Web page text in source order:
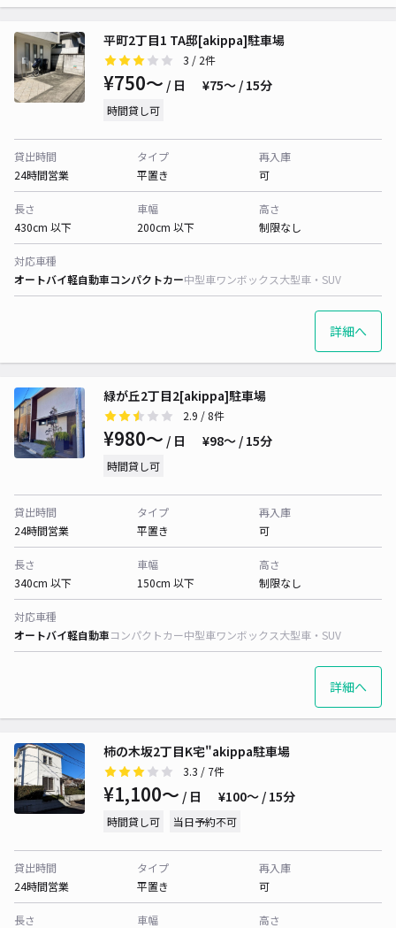
平町2丁目1 TA邸[akippa]駐車場
3 / 2件
¥750〜 / 日 ¥75〜 / 15分
時間貸し可
貸出時間
24時間営業
タイプ
平置き
再入庫
可
長さ
430cm 以下
車幅
200cm 以下
高さ
制限なし
対応車種
オートバイ軽自動車コンパクトカー中型車ワンボックス大型車・SUV
詳細へ
緑が丘2丁目2[akippa]駐車場
2.9 / 8件
¥980〜 / 日 ¥98〜 / 15分
時間貸し可
貸出時間
24時間営業
タイプ
平置き
再入庫
可
長さ
340cm 以下
車幅
150cm 以下
高さ
制限なし
対応車種
オートバイ軽自動車コンパクトカー中型車ワンボックス大型車・SUV
詳細へ
柿の木坂2丁目K宅"akippa駐車場
3.3 / 7件
¥1,100〜 / 日 ¥100〜 / 15分
時間貸し可 当日予約不可
貸出時間
24時間営業
タイプ
平置き
再入庫
可
長さ
車幅
高さ